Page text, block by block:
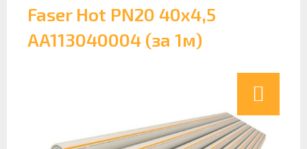
Faser Hot PN20 40х4,5
AA113040004 (за 1м)